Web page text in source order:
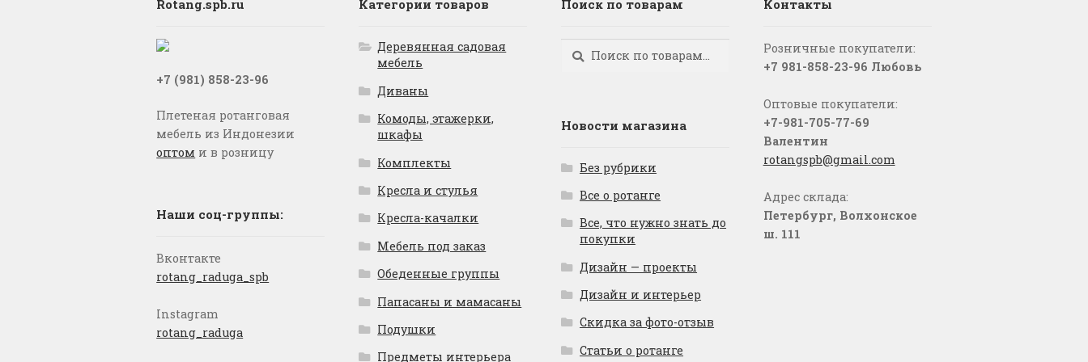
Rotang.spb.ru
+7 (981) 858-23-96
Плетеная ротанговая
мебель из Индонезии
оптом и в розницу
Наши соц-группы:
Вконтакте
rotang_raduga_spb
Instagram
rotang_raduga
Категории товаров
Деревянная садовая
мебель
Диваны
Комоды, этажерки,
шкафы
Комплекты
Кресла и стулья
Кресла-качалки
Мебель под заказ
Обеденные группы
Папасаны и мамасаны
Подушки
Предметы интерьера
Поиск по товарам
Искать:
Поиск
Новости магазина
Без рубрики
Все о ротанге
Все, что нужно знать до
покупки
Дизайн — проекты
Дизайн и интерьер
Скидка за фото-отзыв
Статьи о ротанге
Контакты
Розничные покупатели:
+7 981-858-23-96 Любовь
Оптовые покупатели:
+7-981-705-77-69
Валентин
rotangspb@gmail.com
Адрес склада:
Петербург, Волхонское
ш. 111